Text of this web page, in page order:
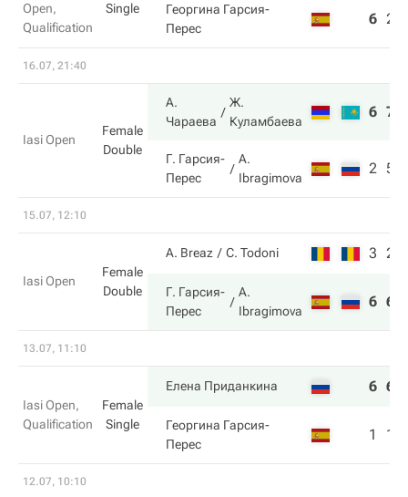
Open,
Qualification
Single
Георгина Гарсия-
Перес
6 2
16.07, 21:40
Iasi Open
Female
Double
А.
Чараева
Ж.
Куламбаева
6 7
Г. Гарсия-
Перес
A.
Ibragimova
2 5
15.07, 12:10
Iasi Open
Female
Double
A. Breaz C. Todoni 3 2
Г. Гарсия-
Перес
A.
Ibragimova
6 6
13.07, 11:10
Iasi Open,
Qualification
Female
Single
Елена Приданкина 6 6
Георгина Гарсия-
Перес
1 1
12.07, 10:10